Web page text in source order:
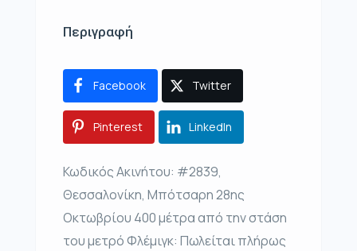
Περιγραφή
Facebook Twitter
Pinterest LinkedIn
Κωδικός Ακινήτου: #2839,
Θεσσαλονίκη, Μπότσαρη 28ης
Οκτωβρίου 400 μέτρα από την στάση
του μετρό Φλέμιγκ: Πωλείται πλήρως